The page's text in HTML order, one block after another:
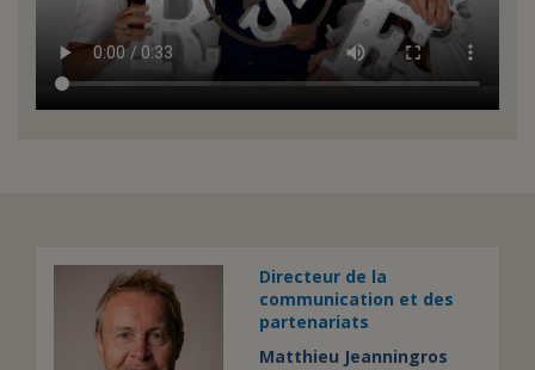
Directeur de la
communication et des
partenariats
Matthieu Jeanningros